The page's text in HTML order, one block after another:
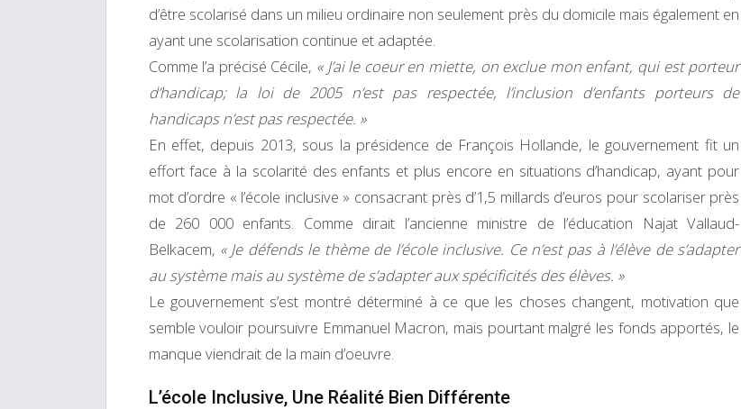
d’être scolarisé dans un milieu ordinaire non seulement près du domicile mais également en
ayant une scolarisation continue et adaptée.
Comme l’a précisé Cécile, « J’ai le coeur en miette, on exclue mon enfant, qui est porteur
d’handicap; la loi de 2005 n’est pas respectée, l’inclusion d’enfants porteurs de
handicaps n’est pas respectée. »
En effet, depuis 2013, sous la présidence de François Hollande, le gouvernement fit un
effort face à la scolarité des enfants et plus encore en situations d’handicap, ayant pour
mot d’ordre « l’école inclusive » consacrant près d’1,5 millards d’euros pour scolariser près
de 260 000 enfants. Comme dirait l’ancienne ministre de l’éducation Najat Vallaud-
Belkacem, « Je défends le thème de l’école inclusive. Ce n’est pas à l’élève de s’adapter
au système mais au système de s’adapter aux spécificités des élèves. »
Le gouvernement s’est montré déterminé à ce que les choses changent, motivation que
semble vouloir poursuivre Emmanuel Macron, mais pourtant malgré les fonds apportés, le
manque viendrait de la main d’oeuvre.
L’école Inclusive, Une Réalité Bien Différente